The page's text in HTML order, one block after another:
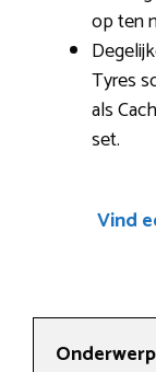
op ten
Tyres
als
set.
Vind